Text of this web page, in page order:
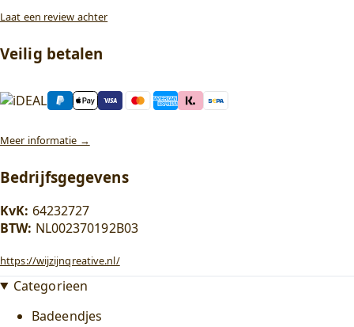
Laat een review achter
Veilig betalen
Meer informatie →
Bedrijfsgegevens
KvK: 64232727
BTW: NL002370192B03
https://wijzijnqreative.nl/
Categorieen
Badeendjes